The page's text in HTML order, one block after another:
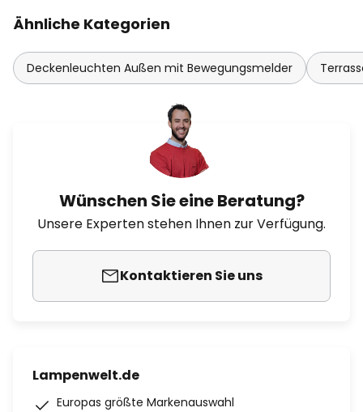
Ähnliche Kategorien
Deckenleuchten Außen mit Bewegungsmelder
Wünschen Sie eine Beratung?
Unsere Experten stehen Ihnen zur Verfügung.
Kontaktieren Sie uns
Lampenwelt.de
Europas größte Markenauswahl